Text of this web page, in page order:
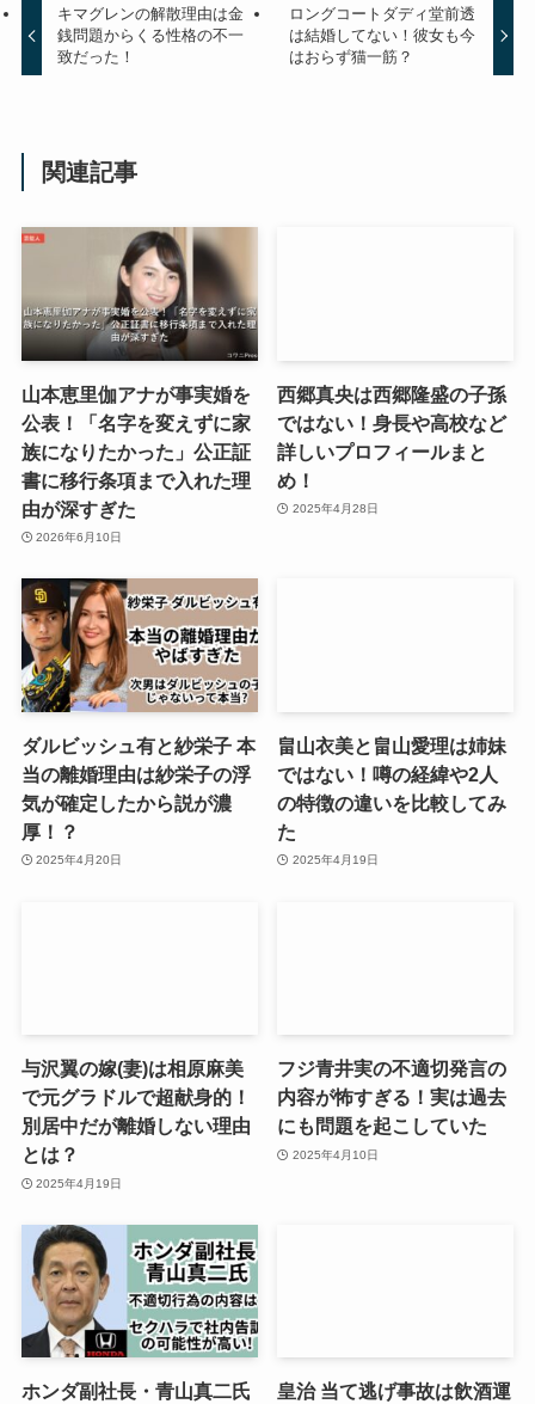
キマグレンの解散理由は金
銭問題からくる性格の不一
致だった！
ロングコートダディ堂前透
は結婚してない！彼女も今
はおらず猫一筋？
関連記事
山本恵里伽アナが事実婚を
公表！「名字を変えずに家
族になりたかった」公正証
書に移行条項まで入れた理
由が深すぎた
2026年6月10日
西郷真央は西郷隆盛の子孫
ではない！身長や高校など
詳しいプロフィールまと
め！
2025年4月28日
ダルビッシュ有と紗栄子 本
当の離婚理由は紗栄子の浮
気が確定したから説が濃
厚！？
2025年4月20日
畠山衣美と畠山愛理は姉妹
ではない！噂の経緯や2人
の特徴の違いを比較してみ
た
2025年4月19日
与沢翼の嫁(妻)は相原麻美
で元グラドルで超献身的！
別居中だが離婚しない理由
とは？
2025年4月19日
フジ青井実の不適切発言の
内容が怖すぎる！実は過去
にも問題を起こしていた
2025年4月10日
ホンダ副社長・青山真二氏
皇治 当て逃げ事故は飲酒運